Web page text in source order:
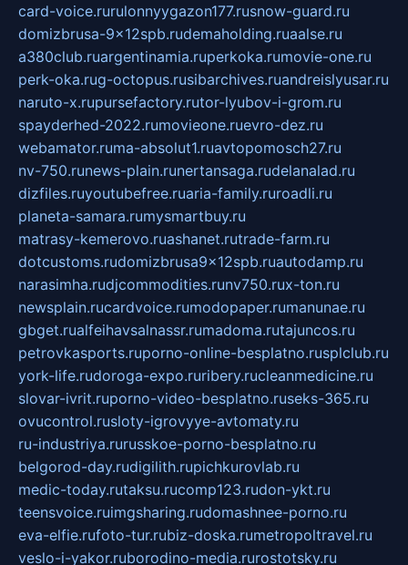
card-voice.rurulonnyygazon177.rusnow-guard.ru
domizbrusa-9x12spb.rudemaholding.ruaalse.ru
a380club.ruargentinamia.ruperkoka.rumovie-one.ru
perk-oka.rug-octopus.rusibarchives.ruandreislyusar.ru
naruto-x.rupursefactory.rutor-lyubov-i-grom.ru
spayderhed-2022.rumovieone.ruevro-dez.ru
webamator.ruma-absolut1.ruavtopomosch27.ru
nv-750.runews-plain.runertansaga.rudelanalad.ru
dizfiles.ruyoutubefree.ruaria-family.ruroadli.ru
planeta-samara.rumysmartbuy.ru
matrasy-kemerovo.ruashanet.rutrade-farm.ru
dotcustoms.rudomizbrusa9x12spb.ruautodamp.ru
narasimha.rudjcommodities.runv750.rux-ton.ru
newsplain.rucardvoice.rumodopaper.rumanunae.ru
gbget.rualfeihavsalnassr.rumadoma.rutajuncos.ru
petrovkasports.ruporno-online-besplatno.rusplclub.ru
york-life.rudoroga-expo.ruribery.rucleanmedicine.ru
slovar-ivrit.ruporno-video-besplatno.ruseks-365.ru
ovucontrol.rusloty-igrovyye-avtomaty.ru
ru-industriya.rurusskoe-porno-besplatno.ru
belgorod-day.rudigilith.rupichkurovlab.ru
medic-today.rutaksu.rucomp123.rudon-ykt.ru
teensvoice.ruimgsharing.rudomashnee-porno.ru
eva-elfie.rufoto-tur.rubiz-doska.rumetropoltravel.ru
veslo-i-yakor.ruborodino-media.rurostotsky.ru